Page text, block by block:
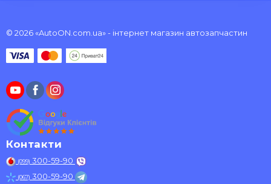
© 2026 «AutoON.com.ua» - інтернет магазин автозапчастин
Контакти
(099) 300-59-90
(067) 300-59-90